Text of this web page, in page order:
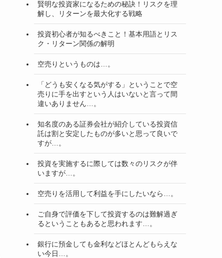
賢明な投資家になるための秘訣！リスクを理
解し、リターンを最大化する戦略
投資初心者が知るべきこと！基本用語とリス
ク・リターン関係の解明
空売りというものは…。
「どうも安くなる気がする」ということで空
売りに手を出すという人はいないと言って間
違いありません…。
知名度のある証券会社が紹介している投資信
託は割と安定したものが多いと思って良いで
すが…。
投資を実施するに際しては数々のリスクが伴
いますが…。
空売りを活用して利益を手にしたいなら…。
ご自身で評価を下して投資するのは難解過ぎ
るということもあると思われます…。
銀行に預金しても金利などほとんどもらえな
い今日…。